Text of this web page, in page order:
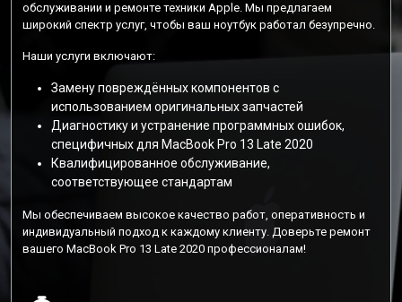
обслуживании и ремонте техники Apple. Мы предлагаем
широкий спектр услуг, чтобы ваш ноутбук работал безупречно.
Наши услуги включают:
Замену повреждённых компонентов с
использованием оригинальных запчастей
Диагностику и устранение программных ошибок,
специфичных для MacBook Pro 13 Late 2020
Квалифицированное обслуживание,
соответствующее стандартам
Мы обеспечиваем высокое качество работ, оперативность и
индивидуальный подход к каждому клиенту. Доверьте ремонт
вашего MacBook Pro 13 Late 2020 профессионалам!